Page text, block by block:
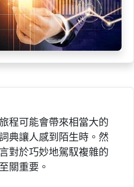
程可能會帶來相當大的
典讓人感到陌生時。然
對於巧妙地駕馭複雜的
關重要。